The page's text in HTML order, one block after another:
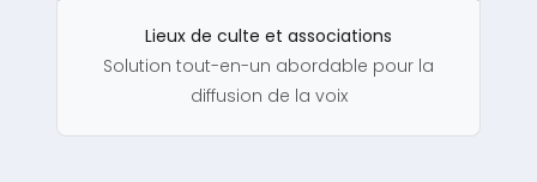
Lieux de culte et associations
Solution tout-en-un abordable pour la
diffusion de la voix